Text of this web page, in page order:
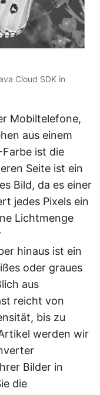
Cloud SDK in
Mobiltelefone,
aus einem
Farbe ist die
Seite ist ein
Bild, da es einer
jedes Pixels ein
Lichtmenge
hinaus ist ein
oder graues
aus
reicht von
bis zu
werden wir
Bilder in
die